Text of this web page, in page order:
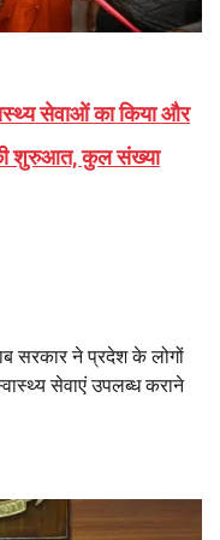
सेवाओं का किया और
शुरुआत, कुल संख्या
सरकार ने प्रदेश के लोगों
सेवाएं उपलब्ध कराने